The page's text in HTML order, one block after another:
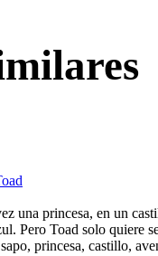
una princesa, en un
Pero Toad solo quiere
princesa, castillo,